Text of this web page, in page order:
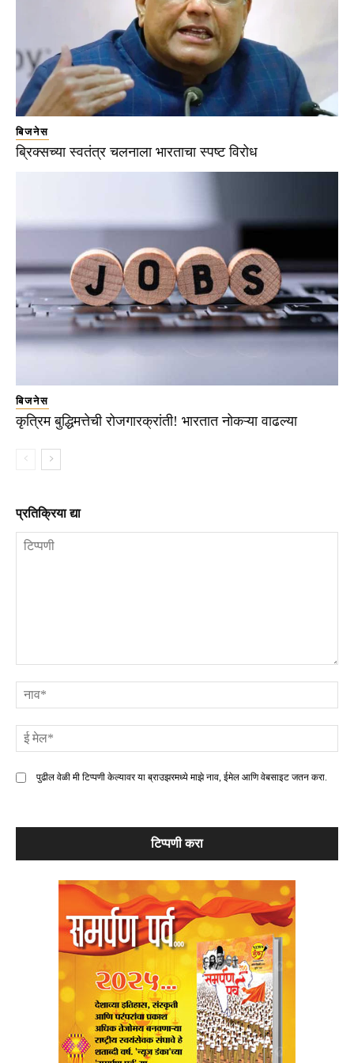
बिजनेस
ब्रिक्सच्या स्वतंत्र चलनाला भारताचा स्पष्ट विरोध
बिजनेस
कृत्रिम बुद्धिमत्तेची रोजगारक्रांती! भारतात नोकऱ्या वाढल्या
प्रतिक्रिया द्या
पुढील वेळी मी टिप्पणी केल्यावर या ब्राउझरमध्ये माझे नाव, ईमेल आणि वेबसाइट जतन करा.